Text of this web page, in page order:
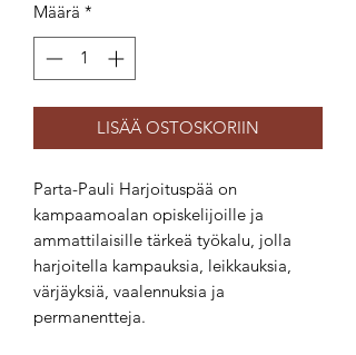
Määrä *
LISÄÄ OSTOSKORIIN
Parta-Pauli Harjoituspää on
kampaamoalan opiskelijoille ja
ammattilaisille tärkeä työkalu, jolla
harjoitella kampauksia, leikkauksia,
värjäyksiä, vaalennuksia ja
permanentteja.